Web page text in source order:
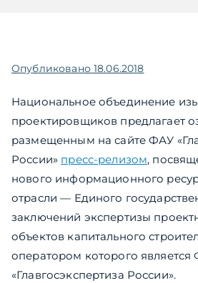
Опубликовано 18.06.2018
Национальное объединение
проектировщиков предлагает
размещенным на сайте ФАУ
России» пресс-релизом,
нового информационного
отрасли — Единого
заключений экспертизы
объектов капитального
оператором которого
«Главгосэкспертиза России».